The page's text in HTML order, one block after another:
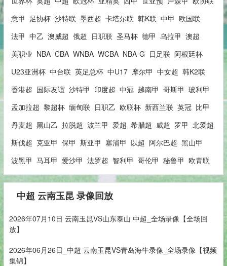
意甲 足协杯 沙特联 墨西超 卡塔尔联 韩K联 中甲 欧国联
法甲 中乙 澳威超 俄超 日职联 圣马杯 德甲 乌拉甲 澳超
美职业 NBA CBA WNBA WCBA NBA-G 日足联 阿根廷杯
U23亚洲杯 中台联 英足总杯 中U17 摩尔甲 中女超 韩K2联
香港超 国际友谊 沙特甲 印度超 中冠 越南甲 哥斯甲 玻利甲
孟加拉超 黎超杯 缅甸联 日职乙 欧联杯 新西兰联 英冠 比甲
丹麦超 黑山乙 拉脱超 波兰甲 爱超 希腊超 威超 罗甲 北爱超
斯伐超 克亚甲 保甲 斯亚甲 塞浦甲 以超 阿尔巴超 黑山甲
波黑甲 马耳甲 爱沙甲 法罗超 智利甲 哥伦甲 秘鲁甲 欧青联
中超 云南玉昆 录像回放
2026年07月10日 云南玉昆VS山东泰山 中超_全场录像【全场回
放】
2026年06月26日_中超 云南玉昆VS青岛海牛录像_全场录像【视频
集锦】